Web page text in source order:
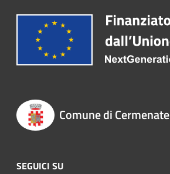
Comune di Cermenate
SEGUICI SU